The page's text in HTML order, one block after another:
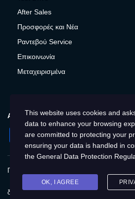
After Sales
Προσφορές και Νέα
Ραντεβού Service
Επικοινωνία
Μεταχειρισμένα
ΑΚΟΛΟΥΘΉΣΤΕ ΜΑΣ
Facebook
Instagram
LinkedIn
Twitter
Πολιτική Απορρήτου
Cookies
Δικαιώματα του
δεδομένων
Προσβασιμότητα
This website uses cookies and
data to enhance your browsing
are committed to protecting your
ensuring your data is handled in
the General Data Protection
OK, I AGREE